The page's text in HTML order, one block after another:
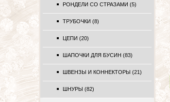
РОНДЕЛИ СО СТРАЗАМИ (5)
ТРУБОЧКИ (8)
ЦЕПИ (20)
ШАПОЧКИ ДЛЯ БУСИН (83)
ШВЕНЗЫ И КОННЕКТОРЫ (21)
ШНУРЫ (82)